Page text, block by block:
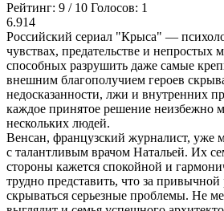
Рейтинг: 9 / 10 Голосов: 1
6.914
Российский сериал "Крыса" —
чувствах, предательстве и непростых
способных разрушить даже самые
внешним благополучием героев
недосказанности, лжи и внутренних
каждое принятое решение неизбежно
нескольких людей.
Венсан, французский журналист, уже
с талантливым врачом Натальей. Их
стороны кажется спокойной и
трудно представить, что за
скрываться серьезные проблемы. Не